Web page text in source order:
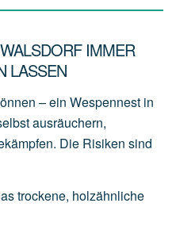
IMMER
LASSEN
– ein Wespennest in
ausräuchern,
Die Risiken sind
trockene, holzähnliche